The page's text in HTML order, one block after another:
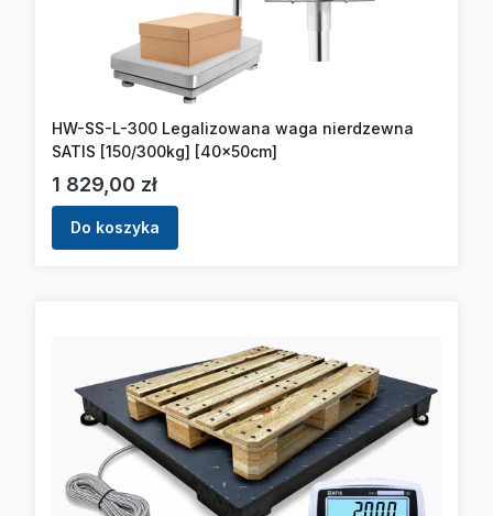
HW-SS-L-300 Legalizowana waga nierdzewna
SATIS [150/300kg] [40x50cm]
Cena
1 829,00 zł
Do koszyka